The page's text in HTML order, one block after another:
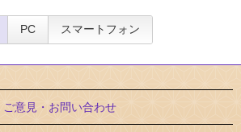
PC スマートフォン
ご意見・お問い合わせ